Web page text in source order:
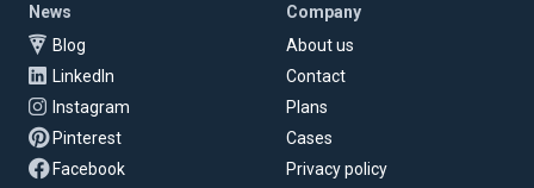
News
Blog
LinkedIn
Instagram
Pinterest
Facebook
Company
About us
Contact
Plans
Cases
Privacy policy